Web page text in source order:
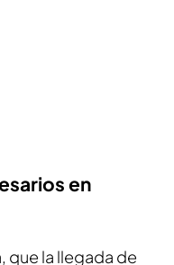
en
que la llegada de